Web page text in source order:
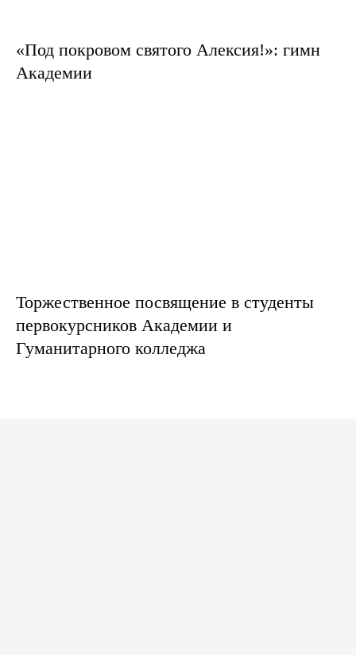
«Под покровом святого Алексия!»: гимн
Академии
Торжественное посвящение в студенты
первокурсников Академии и
Гуманитарного колледжа